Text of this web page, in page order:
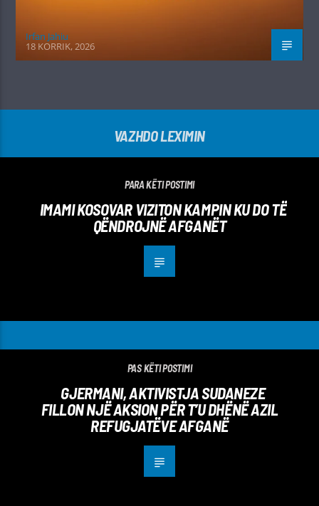
Irfan Jahiu
18 KORRIK, 2026
VAZHDO LEXIMIN
PARA KËTI POSTIMI
IMAMI KOSOVAR VIZITON KAMPIN KU DO TË
QËNDROJNË AFGANËT
PAS KËTI POSTIMI
GJERMANI, AKTIVISTJA SUDANEZE
FILLON NJË AKSION PËR T’U DHËNË AZIL
REFUGJATËVE AFGANË